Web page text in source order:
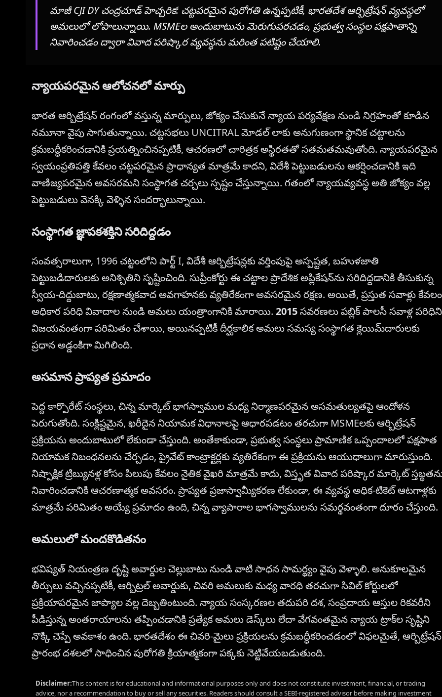
మాజీ CJI DY చంద్రచూడ్ హెచ్చరిక: చట్టపరమైన పురోగతి ఉన్నప్పటికీ, భారతదేశ ఆర్బిట్రేషన్ వ్యవస్థలో
అమలులో లోపాలున్నాయి. MSMEల అందుబాటును మెరుగుపరచడం, ప్రభుత్వ సంస్థల పక్షపాతాన్ని
నివారించడం ద్వారా వివాద పరిష్కార వ్యవస్థను మరింత పటిష్టం చేయాలి.
న్యాయపరమైన ఆలోచనలో మార్పు
భారత ఆర్బిట్రేషన్ రంగంలో వస్తున్న మార్పులు, జోక్యం చేసుకునే న్యాయ పర్యవేక్షణ నుండి నిగ్రహంతో కూడిన
నమూనా వైపు సాగుతున్నాయి. చట్టసభలు UNCITRAL మోడల్ లాకు అనుగుణంగా స్థానిక చట్టాలను
క్రమబద్ధీకరించడానికి ప్రయత్నించినప్పటికీ, ఆచరణలో చారిత్రక అస్థిరతతో సతమతమవుతోంది. న్యాయపరమైన
స్వయంప్రతిపత్తి కేవలం చట్టపరమైన ప్రాధాన్యత మాత్రమే కాదని, విదేశీ పెట్టుబడులను ఆకర్షించడానికి ఇది
వాణిజ్యపరమైన అవసరమని సంస్థాగత చర్చలు స్పష్టం చేస్తున్నాయి. గతంలో న్యాయవ్యవస్థ అతి జోక్యం వల్ల
పెట్టుబడులు వెనక్కి వెళ్ళిన సందర్భాలున్నాయి.
సంస్థాగత జ్ఞాపకశక్తిని సరిదిద్దడం
సంవత్సరాలుగా, 1996 చట్టంలోని పార్ట్ I, విదేశీ ఆర్బిట్రేషన్లకు వర్తింపుపై అస్పష్టత, బహుళజాతి
పెట్టుబడిదారులకు అనిశ్చితిని సృష్టించింది. సుప్రీంకోర్టు ఈ చట్టాల ప్రాదేశిక అప్లికేషన్‌ను సరిదిద్దడానికి తీసుకున్న
స్వీయ-దిద్దుబాటు, రక్షణాత్మకవాద అవగాహనకు వ్యతిరేకంగా అవసరమైన రక్షణ. అయితే, ప్రస్తుత సవాళ్లు కేవలం
అధికార పరిధి వివాదాల నుండి అమలు యంత్రాంగానికి మారాయి. 2015సవరణలు పబ్లిక్ పాలసీ సవాళ్ల పరిధిని
విజయవంతంగా పరిమితం చేశాయి, అయినప్పటికీ దీర్ఘకాలిక అమలు సమస్య సంస్థాగత క్లెయిమ్‌దారులకు
ప్రధాన అడ్డంకిగా మిగిలింది.
అసమాన ప్రాప్యత ప్రమాదం
పెద్ద కార్పొరేట్ సంస్థలు, చిన్న మార్కెట్ భాగస్వాముల మధ్య నిర్మాణపరమైన అసమతుల్యతపై ఆందోళన
పెరుగుతోంది. సంక్లిష్టమైన, ఖరీదైన నియామక విధానాలపై ఆధారపడటం తరచుగా MSMEలకు ఆర్బిట్రేషన్
ప్రక్రియను అందుబాటులో లేకుండా చేస్తుంది. అంతేకాకుండా, ప్రభుత్వ సంస్థలు ప్రామాణిక ఒప్పందాలలో పక్షపాత
నియామక నిబంధనలను చేర్చడం, ప్రైవేట్ కాంట్రాక్టర్లకు వ్యతిరేకంగా ఈ ప్రక్రియను ఆయుధాలుగా మారుస్తుంది.
నిష్పాక్షిక ట్రిబ్యునళ్ల కోసం పిలుపు కేవలం నైతిక వైఖరి మాత్రమే కాదు, విస్తృత వివాద పరిష్కార మార్కెట్
నివారించడానికి ఆచరణాత్మక అవసరం. ప్రాప్యత ప్రజాస్వామ్యీకరణ లేకుండా, ఈ వ్యవస్థ అధిక-టికెట్ ఆటగాళ్లకు
మాత్రమే పరిమితం అయ్యే ప్రమాదం ఉంది, చిన్న వ్యాపారాల భాగస్వాములను సమర్థవంతంగా దూరం చేస్తుంది.
అమలులో మందకొడితనం
భవిష్యత్ నియంత్రణ దృష్టి అవార్డుల చెల్లుబాటు నుండి వాటి సాధన సామర్థ్యం వైపు వెళ్ళాలి. అనుకూలమైన
తీర్పులు వచ్చినప్పటికీ, ఆర్బిట్రల్ అవార్డుకు, చివరి అమలుకు మధ్య వారధి తరచుగా సివిల్ కోర్టులలో
ప్రక్రియాపరమైన జాప్యాల వల్ల దెబ్బతింటుంది. న్యాయ సంస్కరణల తదుపరి దశ, సంప్రదాయ ఆస్తుల రికవరీని
పీడిస్తున్న అంతరాయాలను తప్పించడానికి ప్రత్యేక అమలు డెస్క్‌లు లేదా వేగవంతమైన న్యాయ ట్రాక్‌ల సృష్టిని
నొక్కి చెప్పే అవకాశం ఉంది. భారతదేశం ఈ చివరి-మైలు ప్రక్రియలను క్రమబద్ధీకరించడంలో విఫలమైతే, ఆర్బిట్రేషన్
ప్రారంభ దశలలో సాధించిన పురోగతి క్రియాత్మకంగా పక్కకు నెట్టివేయబడుతుంది.
Disclaimer:This content is for educational and informational purposes only and does not constitute investment, financial, or trading
advice, nor a recommendation to buy or sell any securities. Readers should consult a SEBI-registered advisor before making investment